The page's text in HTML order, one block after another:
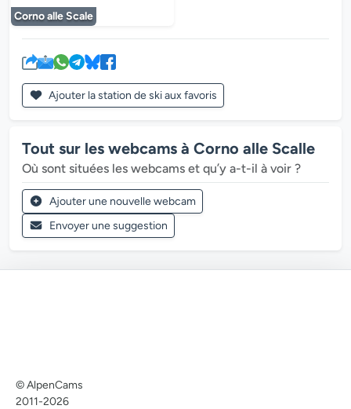
Corno alle Scale
Ajouter la station de ski aux favoris
Tout sur les webcams à Corno alle Scalle
Où sont situées les webcams et qu’y a-t-il à voir ?
Ajouter une nouvelle webcam
Envoyer une suggestion
© AlpenCams
2011-2026